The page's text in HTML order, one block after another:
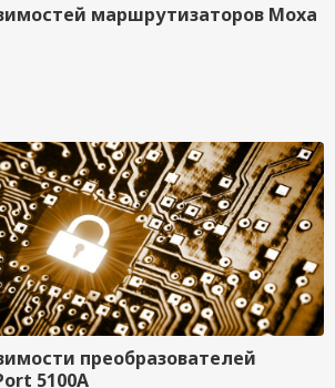
маршрутизаторов Moxa
преобразователей
5100A